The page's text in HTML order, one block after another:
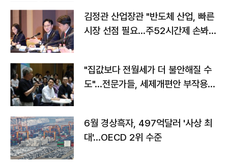
김정관 산업장관 "반도체 산업, 빠른
시장 선점 필요…주52시간제 손봐
"집값보다 전월세가 더 불안해질 수
도"…전문가들, 세제개편안 부작용
6월 경상흑자, 497억달러 '사상 최
대'…OECD 2위 수준